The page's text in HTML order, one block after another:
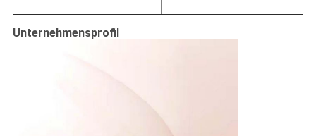
Unternehmensprofil